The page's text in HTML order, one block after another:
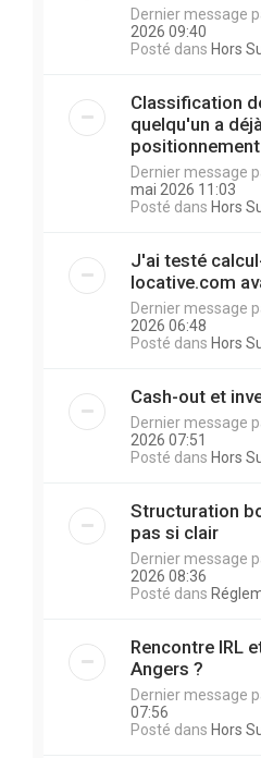
Dernier message
2026 09:40
Posté dans Hors
Classification
quelqu'un a
Dernier message
mai 2026 11:03
Posté dans Hors
J'ai testé
locative.com
Dernier message
2026 06:48
Posté dans Hors
Cash-out et
Dernier message
2026 07:51
Posté dans Hors
Structuration
pas si clair
Dernier message
2026 08:36
Posté dans
Rencontre IRL
Angers ?
Dernier message
07:56
Posté dans Hors